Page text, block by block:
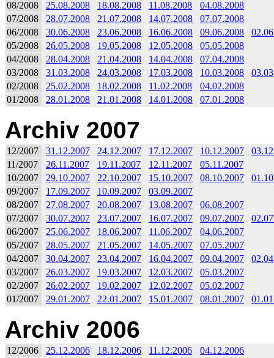
08/2008
25.08.2008 18.08.2008 11.08.2008
04.08.2008
07/2008
28.07.2008 21.07.2008 14.07.2008
07.07.2008
06/2008
30.06.2008 23.06.2008 16.06.2008 09.06.2008
05/2008
26.05.2008 19.05.2008 12.05.2008
05.05.2008
04/2008
28.04.2008 21.04.2008 14.04.2008
07.04.2008
03/2008
31.03.2008 24.03.2008 17.03.2008 10.03.2008
02/2008
25.02.2008 18.02.2008 11.02.2008
04.02.2008
01/2008
28.01.2008 21.01.2008 14.01.2008 07.01.2008
Archiv 2007
12/2007 31.12.2007 24.12.2007 17.12.2007 10.12.2007
11/2007
26.11.2007 19.11.2007 12.11.2007
05.11.2007
10/2007
29.10.2007 22.10.2007 15.10.2007 08.10.2007
09/2007
17.09.2007 10.09.2007
03.09.2007
08/2007
27.08.2007 20.08.2007 13.08.2007
06.08.2007
07/2007
30.07.2007 23.07.2007 16.07.2007 09.07.2007
06/2007
25.06.2007 18.06.2007 11.06.2007
04.06.2007
05/2007
28.05.2007 21.05.2007 14.05.2007
07.05.2007
04/2007
30.04.2007 23.04.2007 16.04.2007 09.04.2007
03/2007
26.03.2007 19.03.2007 12.03.2007
05.03.2007
02/2007
26.02.2007 19.02.2007 12.02.2007
05.02.2007
01/2007
29.01.2007 22.01.2007 15.01.2007 08.01.2007
Archiv 2006
12/2006 25.12.2006 18.12.2006 11.12.2006
04.12.2006